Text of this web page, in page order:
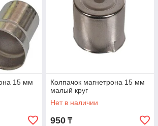
15 мм
Колпачок магнетрона 15 мм
малый круг
Нет в наличии
950 ₸